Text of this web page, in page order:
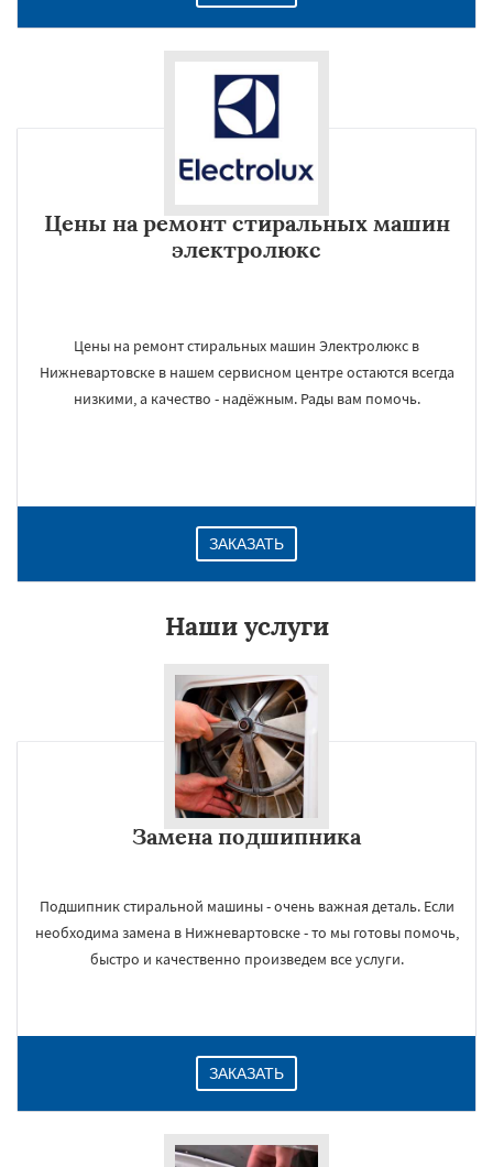
Цены на ремонт стиральных машин
электролюкс
Цены на ремонт стиральных машин Электролюкс в
Нижневартовске в нашем сервисном центре остаются всегда
низкими, а качество - надёжным. Рады вам помочь.
ЗАКАЗАТЬ
Наши услуги
Замена подшипника
Подшипник стиральной машины - очень важная деталь. Если
необходима замена в Нижневартовске - то мы готовы помочь,
быстро и качественно произведем все услуги.
ЗАКАЗАТЬ